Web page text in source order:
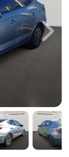
Next